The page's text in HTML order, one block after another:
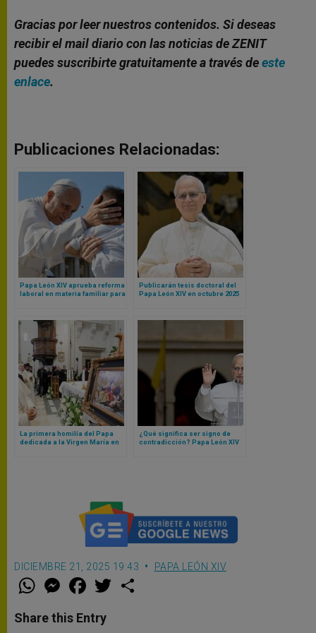
Gracias por leer nuestros contenidos. Si deseas
recibir el mail diario con las noticias de ZENIT
puedes suscribirte gratuitamente a través deeste
enlace.
Publicaciones Relacionadas:
Papa León XIV aprueba reforma
laboral en materia familiar para
Publicarán tesis doctoral del
Papa León XIV en octubre 2025
La primera homilía del Papa
dedicada a la Virgen María en
¿Qué significa ser signo de
contradicción? Papa León XIV
DICIEMBRE 21, 2025 19:43 PAPA LEÓN XIV
W
t
s
M
e
s
e
F
a
e
b
w
Share this Entry